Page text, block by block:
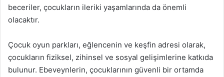
beceriler, çocukların ileriki yaşamlarında da önemli
olacaktır.
Çocuk oyun parkları, eğlencenin ve keşfin adresi olarak,
çocukların fiziksel, zihinsel ve sosyal gelişimlerine katkıda
bulunur. Ebeveynlerin, çocuklarının güvenli bir ortamda